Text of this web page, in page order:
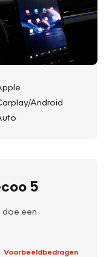
Android
5
doe een
Voorbeeldbedragen